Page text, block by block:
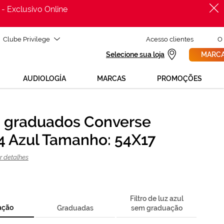
Exclusivo Online
Clube Privilege Acesso clientes O
Selecione sua loja
AUDIOLOGÍA MARCAS PROMOÇÕES
de ajuda para mudar os teus óculos?
nós GRÁTIS no número800 114 297
uma
Converse
Azul Tamanho: 54X17
detalhes
Graduadas
Filtro de luz azul
sem graduação